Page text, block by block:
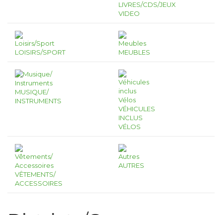
LIVRES/CDS/JEUX
VIDEO
LOISIRS/SPORT MEUBLES
MUSIQUE/
INSTRUMENTS
VÉHICULES
INCLUS
VÉLOS
VÊTEMENTS/
ACCESSOIRES
AUTRES